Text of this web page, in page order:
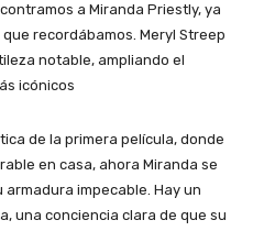
a Miranda Priestly, ya
recordábamos. Meryl Streep
notable, ampliando el
icónicos.
de la primera película, donde
en casa, ahora Miranda se
impecable. Hay un
una conciencia clara de que su